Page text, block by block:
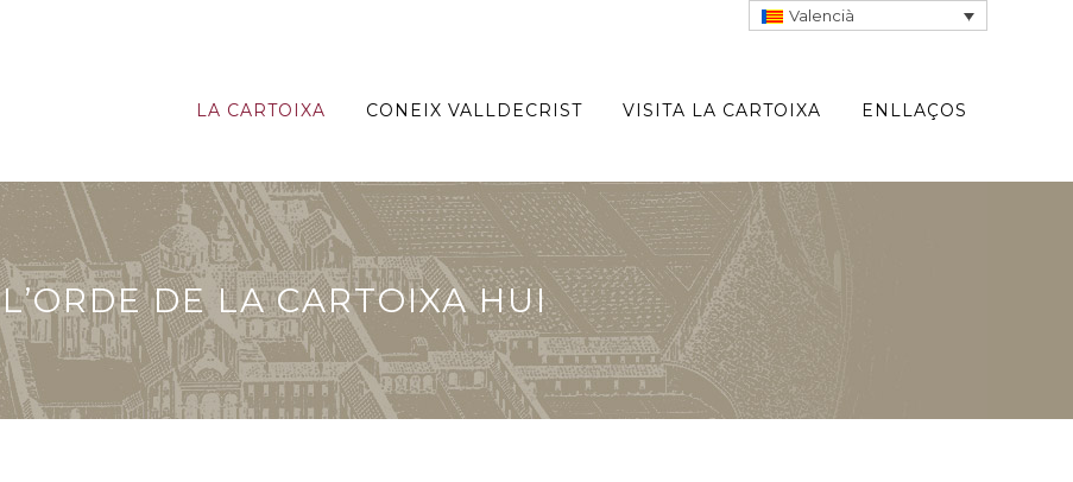
Valencià
LA CARTOIXA CONEIX VALLDECRIST VISITA LA CARTOIXA ENLLAÇOS
L’ORDE DE LA CARTOIXA HUI